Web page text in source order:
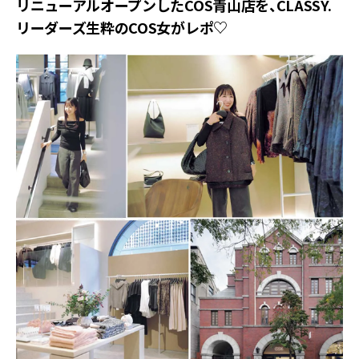
リニューアルオープンしたCOS青山店を、CLASSY.
リーダーズ生粋のCOS女がレポ♡